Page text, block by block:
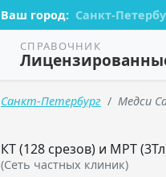
Ваш город: Санкт-
СПРАВОЧНИК
Санкт-Петербург Медси
КТ (128 срезов) и МРТ
(Сеть частных клиник)